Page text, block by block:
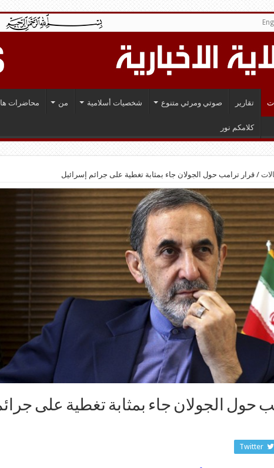
تقارير صوتي ومرئي متنوع شخصيات أسلامية من محاضرات
كلامكم نور
/ قرار ترامب حول الجولان جاء بمثابة تغطية على جرائم إسرائيل
حول الجولان جاء بمثابة تغطية على
Twitter